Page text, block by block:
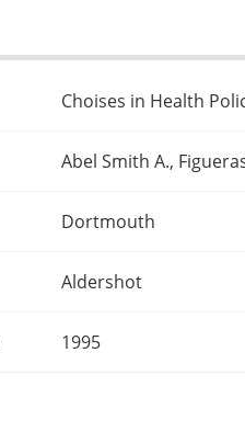
Choises in Health
Abel Smith A.,
Dortmouth
Aldershot
1995